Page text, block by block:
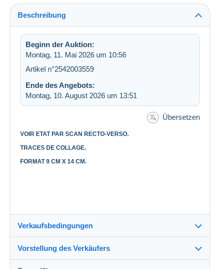
Beschreibung
Beginn der Auktion:
Montag, 11. Mai 2026 um 10:56
Artikel n°2542003559
Ende des Angebots:
Montag, 10. August 2026 um 13:51
Übersetzen
VOIR ETAT PAR SCAN RECTO-VERSO.
TRACES DE COLLAGE.
FORMAT 9 CM X 14 CM.
Verkaufsbedingungen
Versand nach:
Vorstellung des Verkäufers